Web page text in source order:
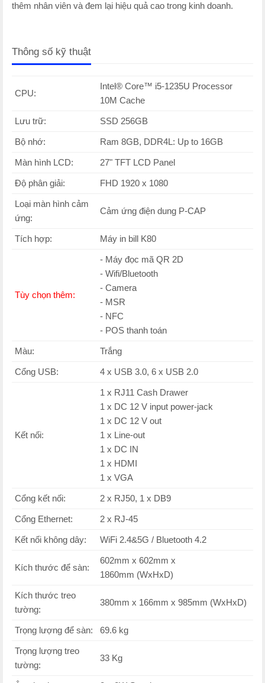
thêm nhân viên và đem lại hiệu quả cao trong kinh doanh.
Thông số kỹ thuật
CPU:
Intel® Core™ i5-1235U Processor
10M Cache
Lưu trữ: SSD 256GB
Bộ nhớ: Ram 8GB, DDR4L: Up to 16GB
Màn hình LCD: 27" TFT LCD Panel
Độ phân giải: FHD 1920 x 1080
Loại màn hình cảm
ứng:
Cảm ứng điện dung P-CAP
Tích hợp: Máy in bill K80
Tùy chọn thêm:
- Máy đọc mã QR 2D
- Wifi/Bluetooth
- Camera
- MSR
- NFC
- POS thanh toán
Màu: Trắng
Cổng USB: 4 x USB 3.0, 6 x USB 2.0
Kết nối:
1 x RJ11 Cash Drawer
1 x DC 12 V input power-jack
1 x DC 12 V out
1 x Line-out
1 x DC IN
1 x HDMI
1 x VGA
Cổng kết nối: 2 x RJ50, 1 x DB9
Cổng Ethernet: 2 x RJ-45
Kết nối không dây: WiFi 2.4&5G / Bluetooth 4.2
Kích thước để sàn:
602mm x 602mm x
1860mm (WxHxD)
Kích thước treo
tường:
380mm x 166mm x 985mm (WxHxD)
Trọng lượng để sàn: 69.6 kg
Trọng lượng treo
tường:
33 Kg